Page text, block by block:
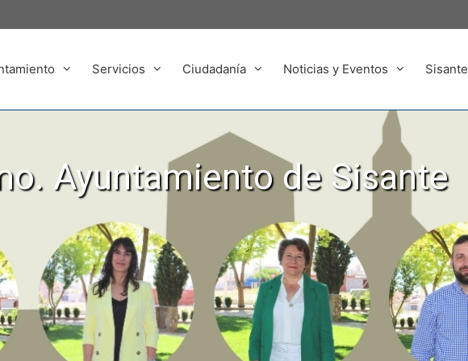
Servicios Ciudadanía Noticias y Eventos Sisante
Ayuntamiento de Sisante